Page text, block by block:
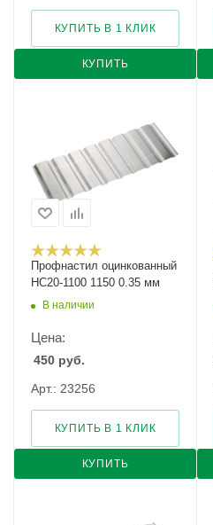
КУПИТЬ
КУПИТЬ В 1 КЛИК
Профнастил оцинкованный
НС20-1100 1150 0.35 мм
В наличии
Цена:
450 руб.
Арт.: 23256
КУПИТЬ
КУПИТЬ В 1 КЛИК